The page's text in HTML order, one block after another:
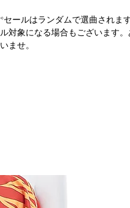
*セールはランダムで選曲されま
ル対象になる場合もございます
いませ。